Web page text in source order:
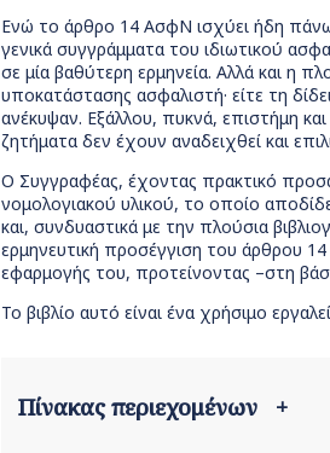
Ενώ το άρθρο 14 ΑσφΝ ισχύει ήδη πάνω
γενικά συγγράμματα του ιδιωτικού
σε μία βαθύτερη ερμηνεία. Αλλά και η
υποκατάστασης ασφαλιστή· είτε τη
ανέκυψαν. Εξάλλου, πυκνά, επιστήμη
ζητήματα δεν έχουν αναδειχθεί και
Ο Συγγραφέας, έχοντας πρακτικό
νομολογιακού υλικού, το οποίο
και, συνδυαστικά με την πλούσια
ερμηνευτική προσέγγιση του άρθρου 14
εφαρμογής του, προτείνοντας –στη
Το βιβλίο αυτό είναι ένα χρήσιμο
Πίνακας περιεχομένων +